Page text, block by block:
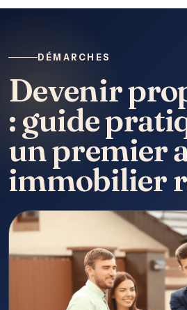
DÉMARCHES
Devenir
: guide
un premier
immobilier